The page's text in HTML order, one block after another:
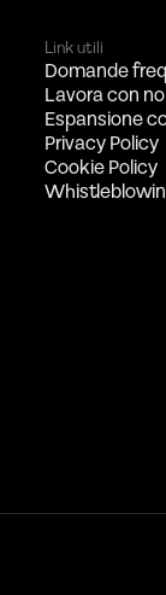
Link utili
Domande
Lavora con
Espansione
Privacy Policy
Cookie Policy